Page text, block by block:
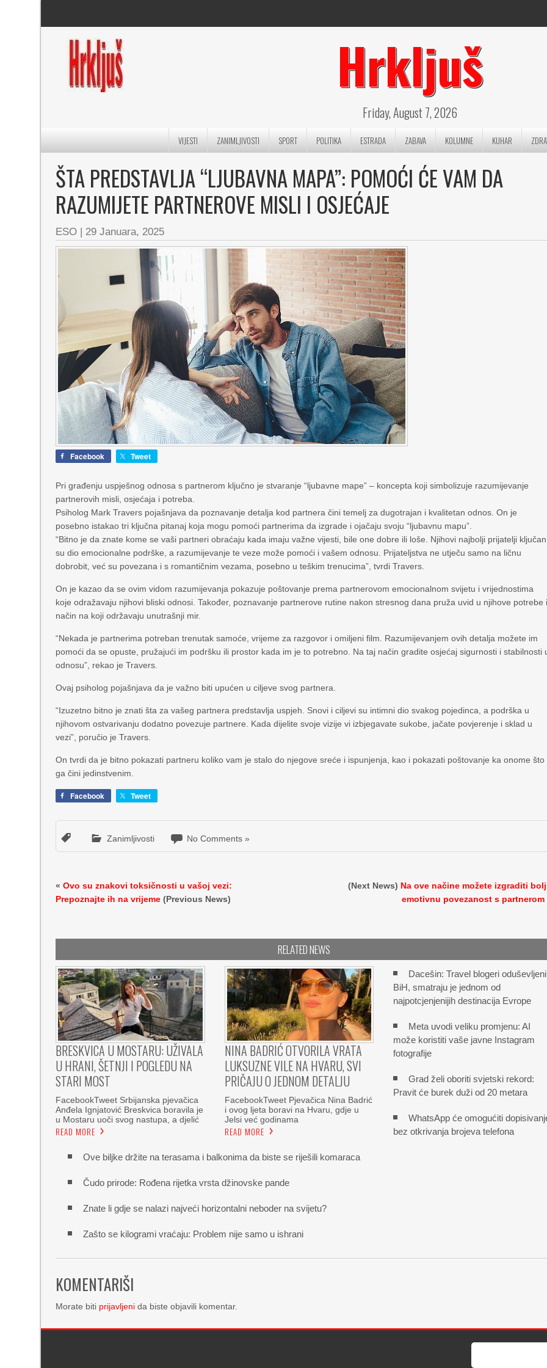
Hrkljuš
Friday, August 7, 2026
VIJESTI ZANIMLJIVOSTI SPORT POLITIKA ESTRADA ZABAVA KOLUMNE KUHAR
ŠTA PREDSTAVLJA “LJUBAVNA MAPA”: POMOĆI ĆE VAM DA
RAZUMIJETE PARTNEROVE MISLI I OSJEĆAJE
ESO | 29 Januara, 2025
Facebook Tweet
Pri građenju uspješnog odnosa s partnerom ključno je stvaranje “ljubavne mape” – koncepta koji simbolizuje razumijevanje
partnerovih misli, osjećaja i potreba.
Psiholog Mark Travers pojašnjava da poznavanje detalja kod partnera čini temelj za dugotrajan i kvalitetan odnos. On je
posebno istakao tri ključna pitanaj koja mogu pomoći partnerima da izgrade i ojačaju svoju “ljubavnu mapu”.
“Bitno je da znate kome se vaši partneri obraćaju kada imaju važne vijesti, bile one dobre ili loše. Njihovi najbolji prijatelji ključan
su dio emocionalne podrške, a razumijevanje te veze može pomoći i vašem odnosu. Prijateljstva ne utječu samo na ličnu
dobrobit, već su povezana i s romantičnim vezama, posebno u teškim trenucima”, tvrdi Travers.
On je kazao da se ovim vidom razumijevanja pokazuje poštovanje prema partnerovom emocionalnom svijetu i vrijednostima
koje odražavaju njihovi bliski odnosi. Također, poznavanje partnerove rutine nakon stresnog dana pruža uvid u njihove potrebe
način na koji održavaju unutrašnji mir.
“Nekada je partnerima potreban trenutak samoće, vrijeme za razgovor i omiljeni film. Razumijevanjem ovih detalja možete im
pomoći da se opuste, pružajući im podršku ili prostor kada im je to potrebno. Na taj način gradite osjećaj sigurnosti i stabilnosti
odnosu”, rekao je Travers.
Ovaj psiholog pojašnjava da je važno biti upućen u ciljeve svog partnera.
“Izuzetno bitno je znati šta za vašeg partnera predstavlja uspjeh. Snovi i ciljevi su intimni dio svakog pojedinca, a podrška u
njihovom ostvarivanju dodatno povezuje partnere. Kada dijelite svoje vizije vi izbjegavate sukobe, jačate povjerenje i sklad u
vezi”, poručio je Travers.
On tvrdi da je bitno pokazati partneru koliko vam je stalo do njegove sreće i ispunjenja, kao i pokazati poštovanje ka onome što
ga čini jedinstvenim.
Facebook Tweet
Zanimljivosti No Comments »
«Ovo su znakovi toksičnosti u vašoj vezi:
Prepoznajte ih na vrijeme (Previous News)
(Next News) Na ove načine možete izgraditi
emotivnu povezanost s partnerom
RELATED NEWS
BRESKVICA U MOSTARU: UŽIVALA
U HRANI, ŠETNJI I POGLEDU NA
STARI MOST
FacebookTweet Srbijanska pjevačica
Anđela Ignjatović Breskvica boravila je
u Mostaru uoči svog nastupa, a djelić
READ MORE
NINA BADRIĆ OTVORILA VRATA
LUKSUZNE VILE NA HVARU, SVI
PRIČAJU O JEDNOM DETALJU
FacebookTweet Pjevačica Nina Badrić
i ovog ljeta boravi na Hvaru, gdje u
Jelsi već godinama
READ MORE
Dacešin: Travel blogeri oduševljeni
BiH, smatraju je jednom od
najpotcjenjenijih destinacija Evrope
Meta uvodi veliku promjenu: AI
može koristiti vaše javne Instagram
fotografije
Grad želi oboriti svjetski rekord:
Pravit će burek duži od 20 metara
WhatsApp će omogućiti
bez otkrivanja brojeva telefona
Ove biljke držite na terasama i balkonima da biste se riješili komaraca
Čudo prirode: Rođena rijetka vrsta džinovske pande
Znate li gdje se nalazi najveći horizontalni neboder na svijetu?
Zašto se kilogrami vraćaju: Problem nije samo u ishrani
KOMENTARIŠI
Morate biti prijavljeni da biste objavili komentar.